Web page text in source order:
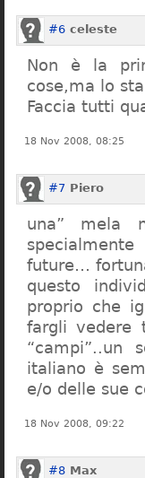
#6 celeste
Non è la
cose,ma lo
Faccia tutti
18 Nov 2008, 08:25
#7 Piero
una” mela
future…
questo
proprio che
fargli vedere
“campi”..un
italiano è
e/o delle sue
18 Nov 2008, 09:22
#8 Max